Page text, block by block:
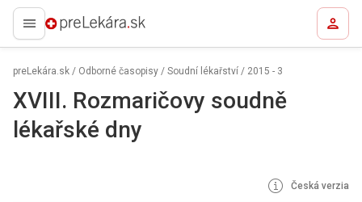
preLekára.sk
preLekára.sk / Odborné časopisy / Soudní lékařství / 2015 - 3
XVIII. Rozmaričovy soudně
lékařské dny
Česká verzia